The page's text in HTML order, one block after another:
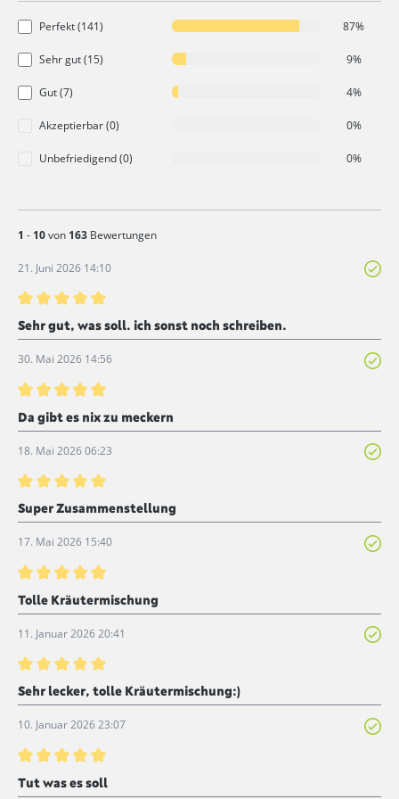
Perfekt (141) 87%
Sehr gut (15) 9%
Gut (7) 4%
Akzeptierbar (0) 0%
Unbefriedigend (0) 0%
1 - 10von 163 Bewertungen
21. Juni 2026 14:10
Bewertung mit 5 von 5 Sternen
Sehr gut, was soll. ich sonst noch schreiben.
30. Mai 2026 14:56
Bewertung mit 5 von 5 Sternen
Da gibt es nix zu meckern
18. Mai 2026 06:23
Bewertung mit 5 von 5 Sternen
Super Zusammenstellung
17. Mai 2026 15:40
Bewertung mit 5 von 5 Sternen
Tolle Kräutermischung
11. Januar 2026 20:41
Bewertung mit 5 von 5 Sternen
Sehr lecker, tolle Kräutermischung:)
10. Januar 2026 23:07
Bewertung mit 5 von 5 Sternen
Tut was es soll